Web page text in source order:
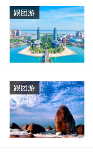
跟团游
跟团游